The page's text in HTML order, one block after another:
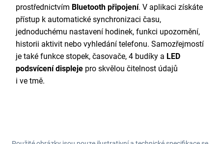
prostřednictvím Bluetooth připojení. V aplikaci získáte
přístup k automatické synchronizaci času,
jednoduchému nastavení hodinek, funkci upozornění,
historii aktivit nebo vyhledání telefonu. Samozřejmostí
je také funkce stopek, časovače, 4 budíky a LED
podsvícení displeje pro skvělou čitelnost údajů
i ve tmě.